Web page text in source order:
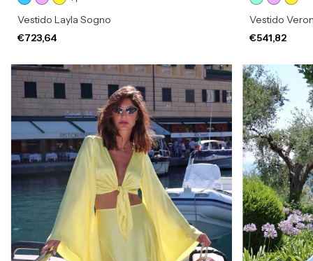
Vestido Layla Sogno
€723,64
Vestido
€541,82